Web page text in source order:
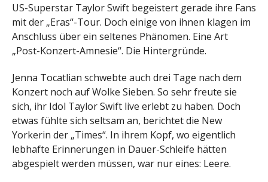
US-Superstar Taylor Swift begeistert gerade ihre Fans
mit der „Eras“-Tour. Doch einige von ihnen klagen im
Anschluss über ein seltenes Phänomen. Eine Art
„Post-Konzert-Amnesie“. Die Hintergründe.
Jenna Tocatlian schwebte auch drei Tage nach dem
Konzert noch auf Wolke Sieben. So sehr freute sie
sich, ihr Idol Taylor Swift live erlebt zu haben. Doch
etwas fühlte sich seltsam an, berichtet die New
Yorkerin der „Times“. In ihrem Kopf, wo eigentlich
lebhafte Erinnerungen in Dauer-Schleife hätten
abgespielt werden müssen, war nur eines: Leere.